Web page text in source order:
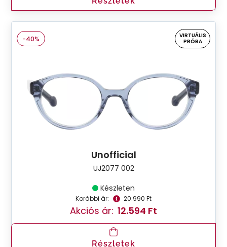
-40%
VIRTUÁLIS
PRÓBA
Unofficial
UJ2077 002
Készleten
Korábbi ár: 20.990 Ft
Akciós ár: 12.594 Ft
Részletek